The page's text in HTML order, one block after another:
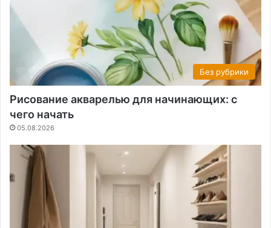
Без рубрики
Рисование акварелью для начинающих: с
чего начать
05.08.2026